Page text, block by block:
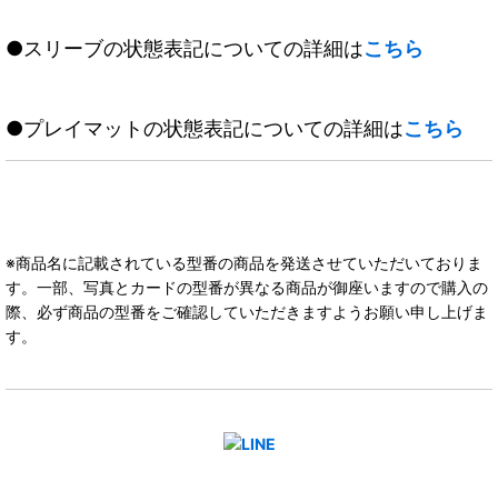
●スリーブの状態表記についての詳細はこちら
●プレイマットの状態表記についての詳細はこちら
※商品名に記載されている型番の商品を発送させていただいておりま
す。一部、写真とカードの型番が異なる商品が御座いますので購入の
際、必ず商品の型番をご確認していただきますようお願い申し上げま
す。